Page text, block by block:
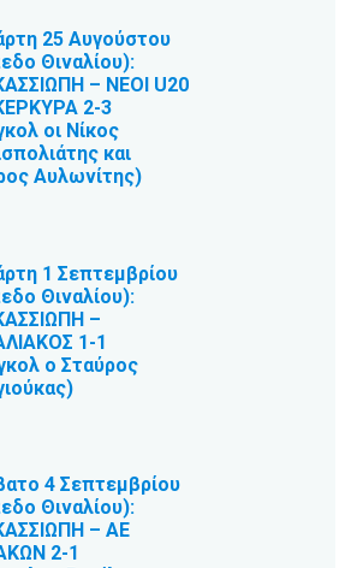
25 Αυγούστου
Θιναλίου):
– NΕΟΙ U20
2-3
οι Νίκος
και
Αυλωνίτης)
1 Σεπτεμβρίου
Θιναλίου):
–
1-1
ο Σταύρος
4 Σεπτεμβρίου
Θιναλίου):
– ΑΕ
2-1